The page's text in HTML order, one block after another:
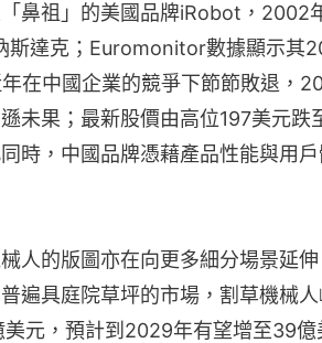
鼻祖」的美國品牌iRobot，2002
斯達克；Euromonitor數據顯示其
在中國企業的競爭下節節敗退，
未果；最新股價由高位197美元跌
時，中國品牌憑藉產品性能與用
人的版圖亦在向更多細分場景延
遍具庭院草坪的市場，割草機械
元，預計到2029年有望增至39億